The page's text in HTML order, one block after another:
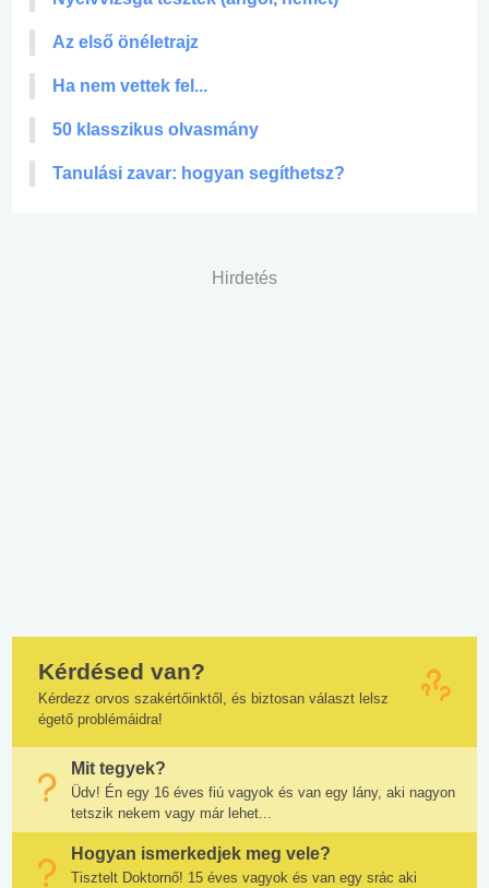
Az első önéletrajz
Ha nem vettek fel...
50 klasszikus olvasmány
Tanulási zavar: hogyan segíthetsz?
Hirdetés
Kérdésed van?
Kérdezz orvos szakértőinktől, és biztosan választ lelsz
égető problémáidra!
Mit tegyek?
Üdv! Én egy 16 éves fiú vagyok és van egy lány, aki nagyon
tetszik nekem vagy már lehet...
Hogyan ismerkedjek meg vele?
Tisztelt Doktornő! 15 éves vagyok és van egy srác aki